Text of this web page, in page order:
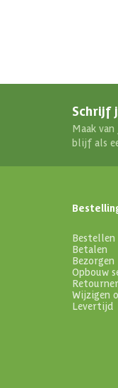
Schrijf
Maak
blijf als
Bestellen
Betalen
Bezorgen
Opbouw
Wijzigen
Levertijd